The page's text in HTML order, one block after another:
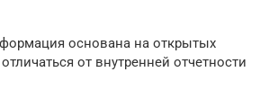
основана на открытых
от внутренней отчетности